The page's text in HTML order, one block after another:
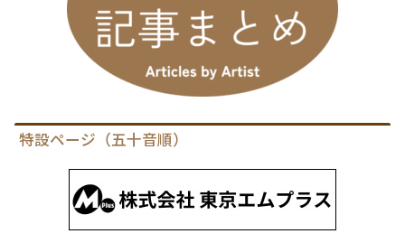
特設ページ（五十音順）